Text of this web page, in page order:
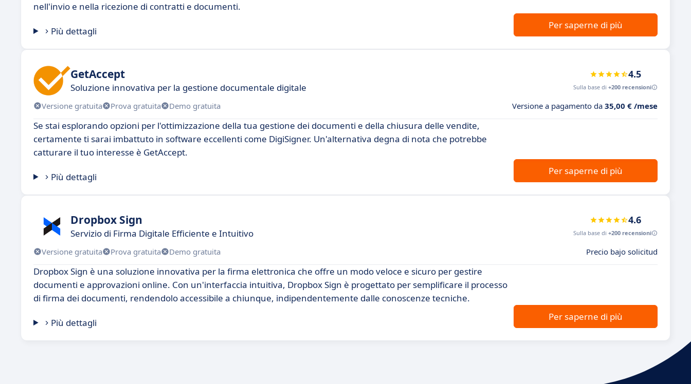
nell'invio e nella ricezione di contratti e documenti.
Più dettagli
Per saperne di più
GetAccept
Soluzione innovativa per la gestione documentale digitale
4.5
Sulla base di +200 recensioni
Versione gratuita Prova gratuita Demo gratuita Versione a pagamento da 35,00 € /mese
Se stai esplorando opzioni per l'ottimizzazione della tua gestione dei documenti e della chiusura delle vendite,
certamente ti sarai imbattuto in software eccellenti come DigiSigner. Un'alternativa degna di nota che potrebbe
catturare il tuo interesse è GetAccept.
Più dettagli
Per saperne di più
Dropbox Sign
Servizio di Firma Digitale Efficiente e Intuitivo
4.6
Sulla base di +200 recensioni
Versione gratuita Prova gratuita Demo gratuita Precio bajo solicitud
Dropbox Sign è una soluzione innovativa per la firma elettronica che offre un modo veloce e sicuro per gestire
documenti e approvazioni online. Con un'interfaccia intuitiva, Dropbox Sign è progettato per semplificare il processo
di firma dei documenti, rendendolo accessibile a chiunque, indipendentemente dalle conoscenze tecniche.
Più dettagli
Per saperne di più